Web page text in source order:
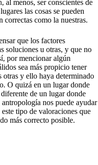
al menos, ser conscientes de
las cosas se pueden
correctas como la nuestras.
que los factores
soluciones u otras, y que no
por mencionar algún
sea más propicio tener
otras y ello haya determinado
O quizá en un lugar donde
de un lugar donde
nos puede ayudar
tipo de valoraciones que
más correcto posible.